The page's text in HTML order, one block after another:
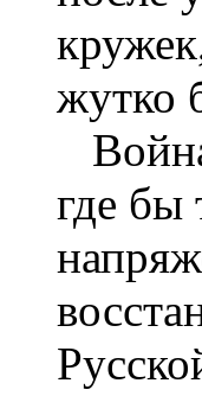
жутко
где бы